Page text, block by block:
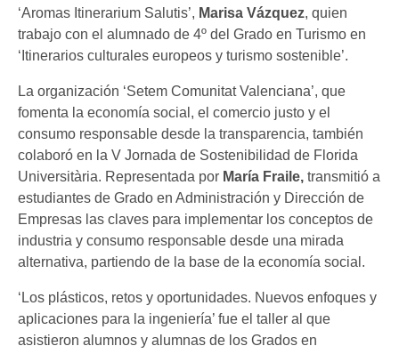
‘Aromas Itinerarium Salutis’, Marisa Vázquez, quien
trabajo con el alumnado de 4º del Grado en Turismo en
‘Itinerarios culturales europeos y turismo sostenible’.
La organización ‘Setem Comunitat Valenciana’, que
fomenta la economía social, el comercio justo y el
consumo responsable desde la transparencia, también
colaboró en la V Jornada de Sostenibilidad de Florida
Universitària. Representada por María Fraile, transmitió a
estudiantes de Grado en Administración y Dirección de
Empresas las claves para implementar los conceptos de
industria y consumo responsable desde una mirada
alternativa, partiendo de la base de la economía social.
‘Los plásticos, retos y oportunidades. Nuevos enfoques y
aplicaciones para la ingeniería’ fue el taller al que
asistieron alumnos y alumnas de los Grados en